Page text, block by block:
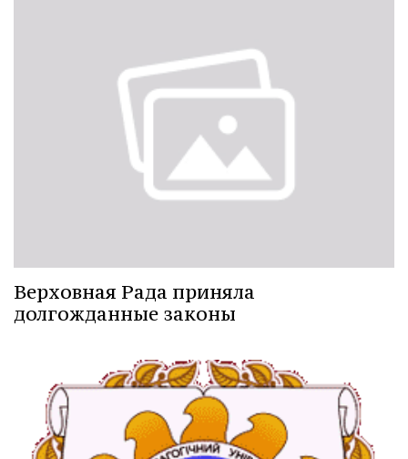
Верховная Рада приняла
долгожданные законы